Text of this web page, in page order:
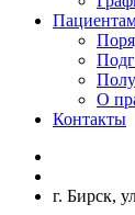
О
Контакты
г. Бирск,